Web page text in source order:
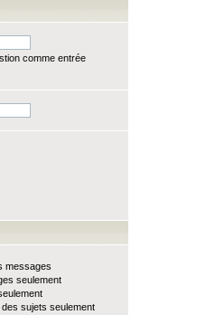
comme entrée
messages
seulement
sujets seulement